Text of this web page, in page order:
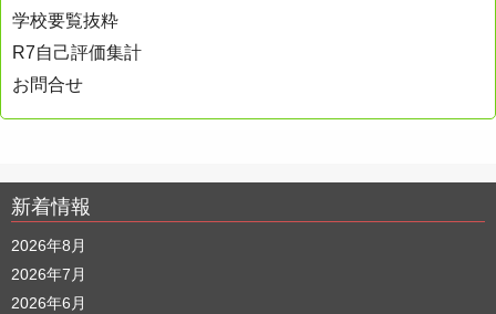
学校要覧抜粋
R7自己評価集計
お問合せ
新着情報
2026年8月
2026年7月
2026年6月